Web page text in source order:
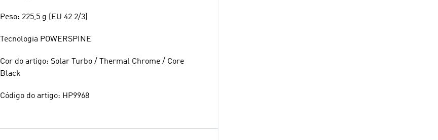
Peso: 225,5 g (EU 42 2/3)
Tecnologia POWERSPINE
Cor do artigo: Solar Turbo / Thermal Chrome / Core
Black
Código do artigo: HP9968